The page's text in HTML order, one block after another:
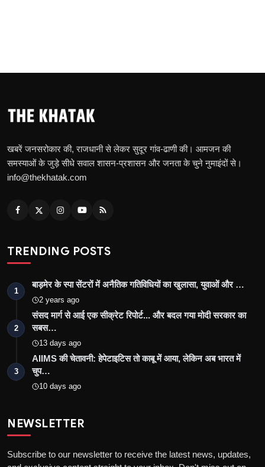
खबरें जनसरोकार की, राजधानी से लेकर सुदूर गांव-ढाणी की। आमजन की
समस्याओं के जुड़े सीधे सवाल शासन-प्रशासन और जनता के चुने नुमाइंदों से।
info@thekhatak.com
TRENDING POSTS
1
बाड़मेर के स्पा सेंटरों में अनैतिक गतिविधियों का खुलासा, युवाओं और …
2 years ago
2
संसद मार्ग से आई एक सीक्रेट रिपोर्ट... और बदल गया मोदी सरकार का
सबस…
13 days ago
3
AIIMS की चेतावनी: हेपेटाइटिस तो काबू में आया, लेकिन अब भारत में
चुप…
10 days ago
NEWSLETTER
Subscribe to our newsletter to receive the latest news, updates,